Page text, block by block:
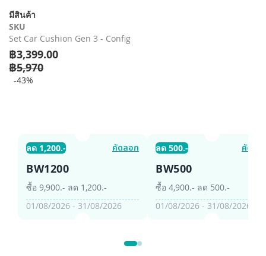
รูปภาพ
มีสินค้า
SKU
Set Car Cushion Gen 3 - Config
฿3,399.00
฿5,970
-43%
ลด 1,200.- คัดลอก
BW1200
ซื้อ 9,900.- ลด 1,200.-
01/08/2026 - 31/08/2026
ลด 500.- คัดลอ
BW500
ซื้อ 4,900.- ลด 500.-
01/08/2026 - 31/08/2026